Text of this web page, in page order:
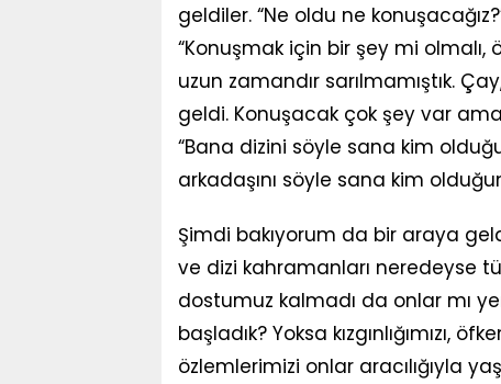
geldiler. “Ne oldu ne
“Konuşmak için bir şey mi olmalı,
uzun zamandır sarılmamıştık.
geldi. Konuşacak çok şey var
“Bana dizini söyle sana kim
arkadaşını söyle sana kim
Şimdi bakıyorum da bir araya
ve dizi kahramanları neredeyse
dostumuz kalmadı da onlar mı
başladık? Yoksa kızgınlığımızı,
özlemlerimizi onlar aracılığıyla